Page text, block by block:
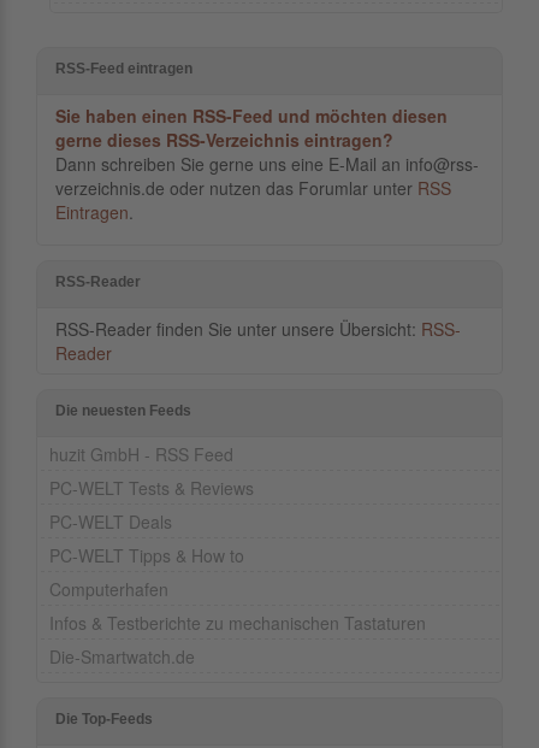
RSS-Feed eintragen
Sie haben einen RSS-Feed und möchten diesen
gerne dieses RSS-Verzeichnis eintragen?
Dann schreiben Sie gerne uns eine E-Mail an info@rss-
verzeichnis.de oder nutzen das Forumlar unter RSS
Eintragen.
RSS-Reader
RSS-Reader finden Sie unter unsere Übersicht: RSS-
Reader
Die neuesten Feeds
huzit GmbH - RSS Feed
PC-WELT Tests & Reviews
PC-WELT Deals
PC-WELT Tipps & How to
Computerhafen
Infos & Testberichte zu mechanischen Tastaturen
Die-Smartwatch.de
Die Top-Feeds